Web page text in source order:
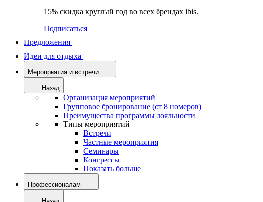
15% скидка круглый год во всех брендах ibis.
Подписаться
Предложения
Идеи для отдыха
Мероприятия и встречи
Назад
Организация мероприятий
Групповое бронирование (от 8 номеров)
Преимущества программы лояльности
Типы мероприятий
Встречи
Частные мероприятия
Семинары
Конгрессы
Показать больше
Профессионалам